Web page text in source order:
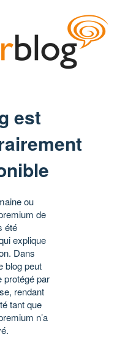
est
ou
de
été
explique
Dans
blog peut
protégé par
rendant
tant que
n’a